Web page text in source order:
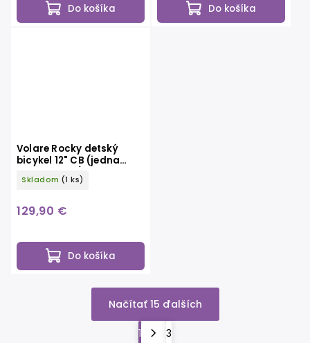
Do košíka Do košíka
Volare Rocky detský
bicykel 12" CB (jedna
ručná brzda), modrý
Skladom (1 ks)
129,90 €
Do košíka
Načítať 15 ďalších
1
3